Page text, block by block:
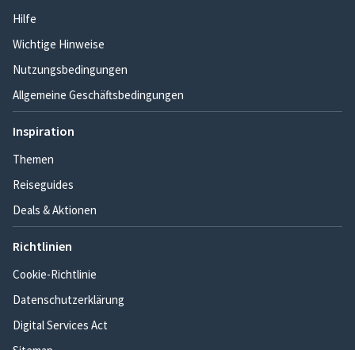
Hilfe
Wichtige Hinweise
Nutzungsbedingungen
Allgemeine Geschäftsbedingungen
Inspiration
Themen
Reiseguides
Deals & Aktionen
Richtlinien
Cookie-Richtlinie
Datenschutzerklärung
Digital Services Act